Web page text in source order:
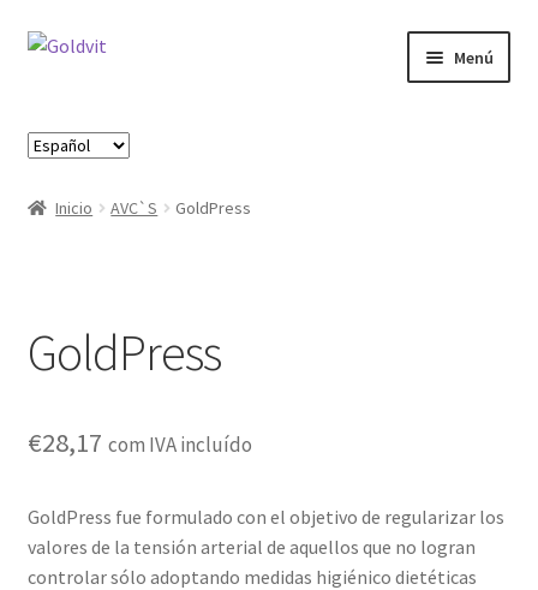
Ir
navegación
Ir
Menú
Finalizar compra
Formulario de Profesional
Mi cuenta
Elegir
idiomaInicio AVC`S GoldPress
GoldPress
€28,17 com IVA incluído
GoldPress fue formulado con el objetivo de regularizar los
valores de la tensión arterial de aquellos que no logran
controlar sólo adoptando medidas higiénico dietéticas